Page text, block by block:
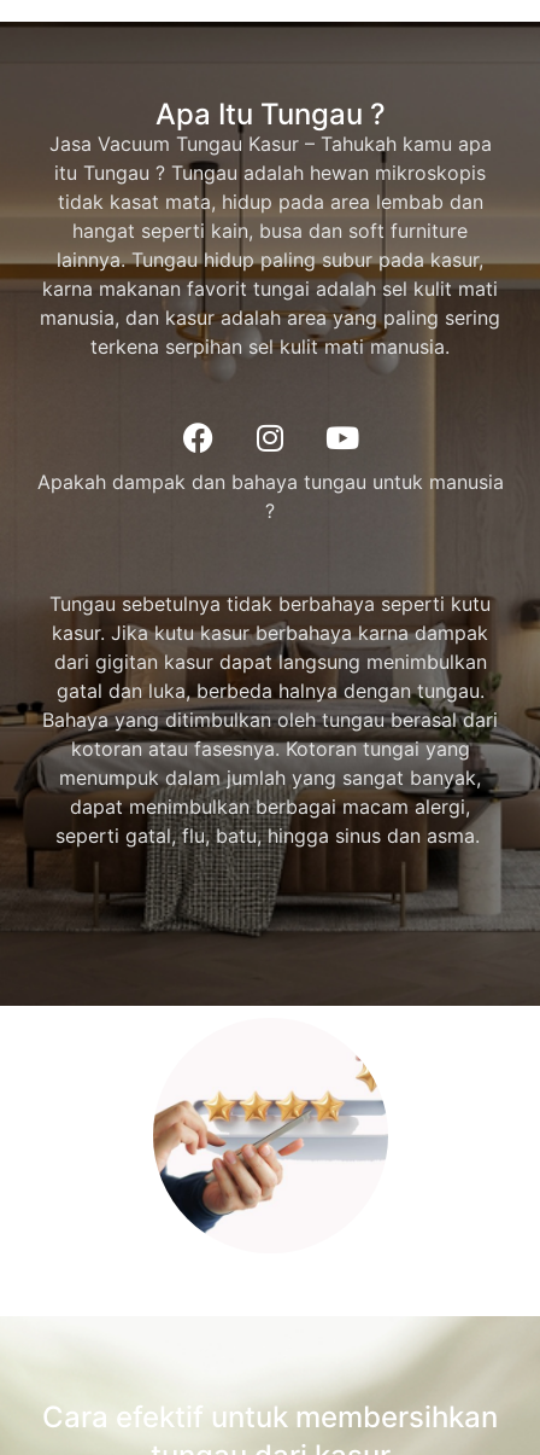
Apa Itu Tungau ?
Jasa Vacuum Tungau Kasur – Tahukah kamu apa
itu Tungau ? Tungau adalah hewan mikroskopis
tidak kasat mata, hidup pada area lembab dan
hangat seperti kain, busa dan soft furniture
lainnya. Tungau hidup paling subur pada kasur,
karna makanan favorit tungai adalah sel kulit mati
manusia, dan kasur adalah area yang paling sering
terkena serpihan sel kulit mati manusia.
Apakah dampak dan bahaya tungau untuk manusia
?
Tungau sebetulnya tidak berbahaya seperti kutu
kasur. Jika kutu kasur berbahaya karna dampak
dari gigitan kasur dapat langsung menimbulkan
gatal dan luka, berbeda halnya dengan tungau.
Bahaya yang ditimbulkan oleh tungau berasal dari
kotoran atau fasesnya. Kotoran tungai yang
menumpuk dalam jumlah yang sangat banyak,
dapat menimbulkan berbagai macam alergi,
seperti gatal, flu, batu, hingga sinus dan asma.
Cara efektif untuk membersihkan